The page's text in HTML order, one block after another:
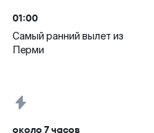
01:00
Самый ранний вылет из
Перми
около 7 часов